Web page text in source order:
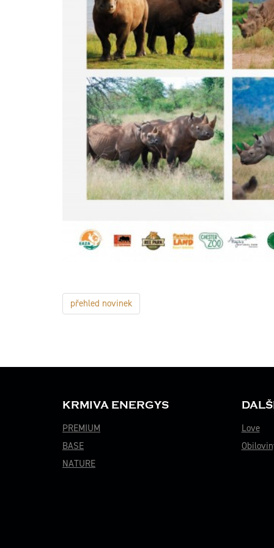
přehled novinek
KRMIVA ENERGYS
PREMIUM
BASE
NATURE
Love